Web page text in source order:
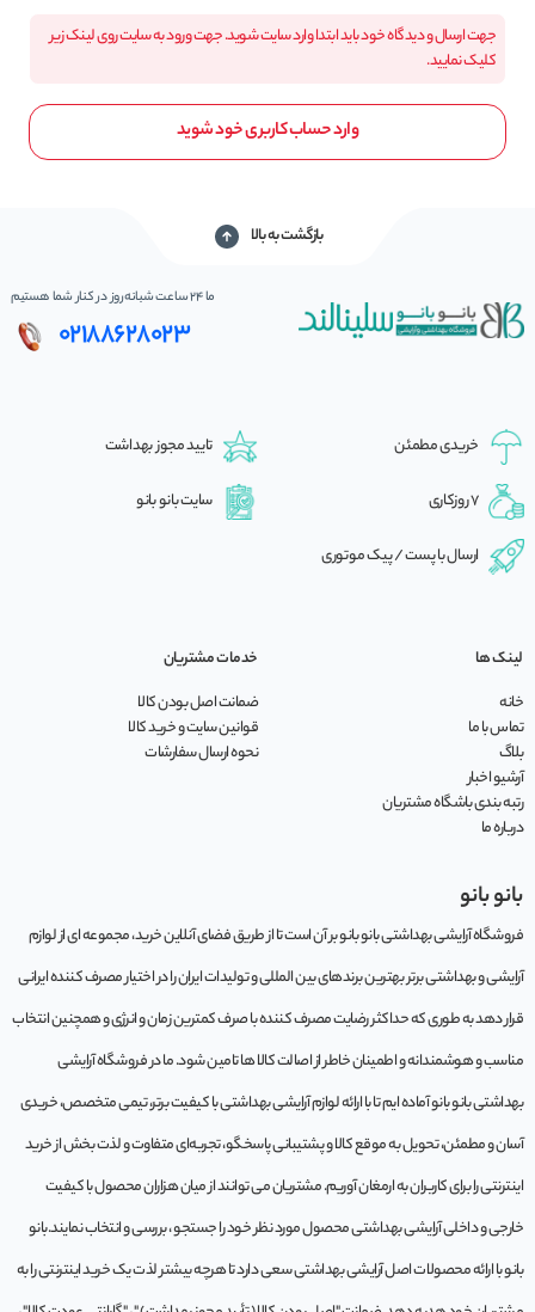
جهت ارسال و دیدگاه خود باید ابتدا وارد سایت شوید. جهت ورود به سایت روی لینک زیر
کلیک نمایید.
وارد حساب کاربری خود شوید
بازگشت به بالا
ما 24 ساعت شبانه‌روز در کنار شما هستیم
02188628023
خریدی مطمئن تایید مجوز بهداشت
7 روزکاری سایت بانو بانو
ارسال با پست / پیک موتوری
لینک ها
خانه
تماس با ما
بلاگ
آرشیو اخبار
رتبه بندی باشگاه مشتریان
درباره ما
خدمات مشتریان
ضمانت اصل بودن کالا
قوانین سایت و خرید کالا
نحوه ارسال سفارشات
بانو بانو
فروشگاه آرایشی بهداشتی بانو بانو بر آن است تا از طریق فضای آنلاین خرید، مجموعه‌ ای از لوازم
آرایشی و بهداشتی برتر بهترین برندهای بین المللی و تولیدات ایران را در اختیار مصرف کننده ایرانی
قرار دهد به طوری که حداکثر رضایت مصرف کننده با صرف کمترین زمان و انرژی و همچنین انتخاب
مناسب و هوشمندانه و اطمینان خاطر از اصالت کالا ها تامین شود. ما در فروشگاه آرایشی
بهداشتی بانو بانو آماده ایم تا با ارائه لوازم آرایشی بهداشتی با کیفیت برتر، تیمی متخصص، خریدی
آسان و مطمئن، تحویل به موقع کالا و پشتیبانی پاسخگو، تجربه‌ای متفاوت و لذت بخش از خرید
اینترنتی را برای کاربران به ارمغان آوریم. مشتريان می توانند از ميان هزاران محصول با کيفيت
خارجی و داخلی آرایشی بهداشتی محصول مورد نظر خود را جستجو ، بررسی و انتخاب نمايند.بانو
بانو با ارائه محصولات اصل آرایشی بهداشتی سعی دارد تا هرچه بیشتر لذت یک خرید اینترنتی را به